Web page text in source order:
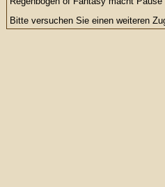
Bitte versuchen Sie einen weiteren